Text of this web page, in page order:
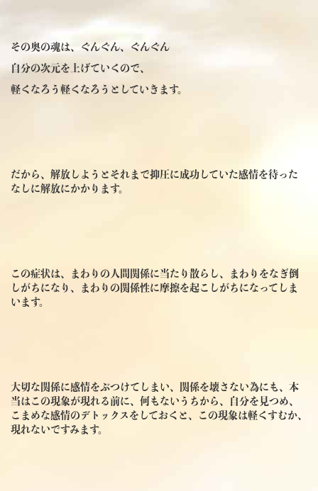
その奥の魂は、ぐんぐん、ぐんぐん
自分の次元を上げていくので、
軽くなろう軽くなろうとしていきます。
だから、解放しようとそれまで抑圧に成功していた感情を待った
なしに解放にかかります。
この症状は、まわりの人間関係に当たり散らし、まわりをなぎ倒
しがちになり、まわりの関係性に摩擦を起こしがちになってしま
います。
大切な関係に感情をぶつけてしまい、関係を壊さない為にも、本
当はこの現象が現れる前に、何もないうちから、自分を見つめ、
こまめな感情のデトックスをしておくと、この現象は軽くすむか、
現れないですみます。